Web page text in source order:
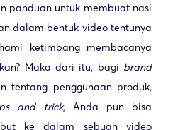
panduan untuk membuat nasi
dalam bentuk video tentunya
ketimbang membacanya
Maka dari itu, bagi brand
tentang penggunaan produk,
and trick, Anda pun bisa
ke dalam sebuah video